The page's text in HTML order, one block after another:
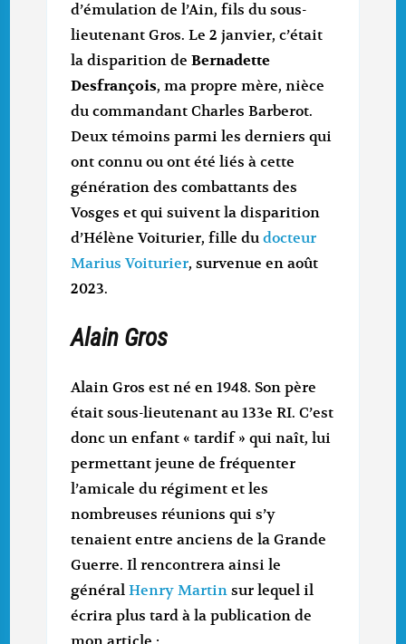
d’émulation de l’Ain, fils du sous-
lieutenant Gros. Le 2 janvier, c’était
la disparition deBernadette
Desfrançois, ma propre mère, nièce
du commandant Charles Barberot.
Deux témoins parmi les derniers qui
ont connu ou ont été liés à cette
génération des combattants des
Vosges et qui suivent la disparition
d’Hélène Voiturier, fille dudocteur
Marius Voiturier, survenue en août
2023.
Alain Gros
Alain Gros est né en 1948. Son père
était sous-lieutenant au 133e RI. C’est
donc un enfant « tardif » qui naît, lui
permettant jeune de fréquenter
l’amicale du régiment et les
nombreuses réunions qui s’y
tenaient entre anciens de la Grande
Guerre. Il rencontrera ainsi le
généralHenry Martin sur lequel il
écrira plus tard à la publication de